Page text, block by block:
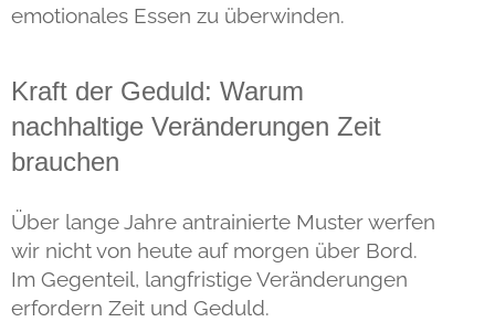
emotionales Essen zu überwinden.
Kraft der Geduld: Warum
nachhaltige Veränderungen Zeit
brauchen
Über lange Jahre antrainierte Muster werfen
wir nicht von heute auf morgen über Bord.
Im Gegenteil, langfristige Veränderungen
erfordern Zeit und Geduld.